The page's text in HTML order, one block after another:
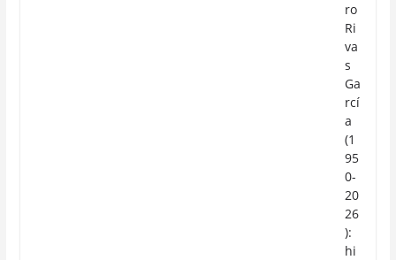
ro
Ri
va
s
Ga
rcí
a
(1
95
0-
20
26
):
hi